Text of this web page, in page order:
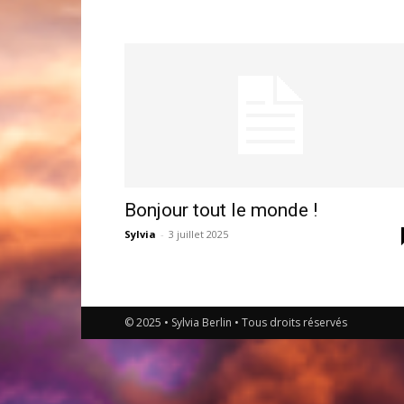
Bonjour tout le monde !
Sylvia - 3 juillet 2025
© 2025 • Sylvia Berlin • Tous droits réservés